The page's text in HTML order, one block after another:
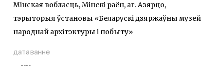
Мінская вобласць, Мінскі раён, аг. Азярцо,
тэрыторыя ўстановы «Беларускі дзяржаўны музей
народнай архітэктуры і побыту»
датаванне